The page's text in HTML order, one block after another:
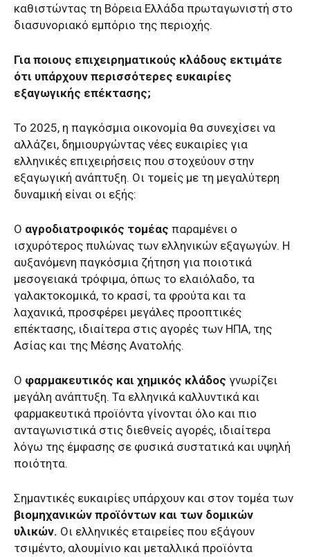
καθιστώντας τη Βόρεια Ελλάδα πρωταγωνιστή στο
διασυνοριακό εμπόριο της περιοχής.
Για ποιους επιχειρηματικούς κλάδους εκτιμάτε
ότι υπάρχουν περισσότερες ευκαιρίες
εξαγωγικής επέκτασης;
Το 2025, η παγκόσμια οικονομία θα συνεχίσει να
αλλάζει, δημιουργώντας νέες ευκαιρίες για
ελληνικές επιχειρήσεις που στοχεύουν στην
εξαγωγική ανάπτυξη. Οι τομείς με τη μεγαλύτερη
δυναμική είναι οι εξής:
Ο αγροδιατροφικός τομέας παραμένει ο
ισχυρότερος πυλώνας των ελληνικών εξαγωγών. Η
αυξανόμενη παγκόσμια ζήτηση για ποιοτικά
μεσογειακά τρόφιμα, όπως το ελαιόλαδο, τα
γαλακτοκομικά, το κρασί, τα φρούτα και τα
λαχανικά, προσφέρει μεγάλες προοπτικές
επέκτασης, ιδιαίτερα στις αγορές των ΗΠΑ, της
Ασίας και της Μέσης Ανατολής.
Ο φαρμακευτικός και χημικός κλάδος γνωρίζει
μεγάλη ανάπτυξη. Τα ελληνικά καλλυντικά και
φαρμακευτικά προϊόντα γίνονται όλο και πιο
ανταγωνιστικά στις διεθνείς αγορές, ιδιαίτερα
λόγω της έμφασης σε φυσικά συστατικά και υψηλή
ποιότητα.
Σημαντικές ευκαιρίες υπάρχουν και στον τομέα των
βιομηχανικών προϊόντων και των δομικών
υλικών. Οι ελληνικές εταιρείες που εξάγουν
τσιμέντο, αλουμίνιο και μεταλλικά προϊόντα